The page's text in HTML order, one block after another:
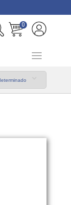
0